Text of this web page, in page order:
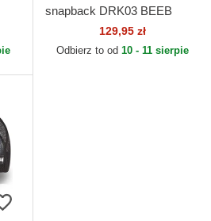
snapback DRK03 BEEB
Beer Pong Koktajle Capslab
129,95 zł
Odbierz to od 10 - 11 sierpie